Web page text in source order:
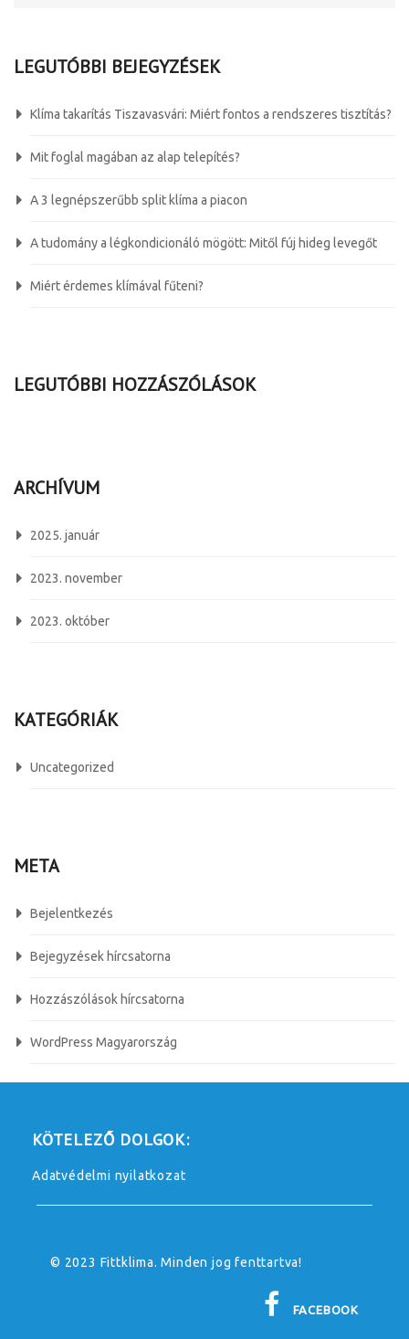
LEGUTÓBBI BEJEGYZÉSEK
Klíma takarítás Tiszavasvári: Miért fontos a rendszeres tisztítás?
Mit foglal magában az alap telepítés?
A 3 legnépszerűbb split klíma a piacon
A tudomány a légkondicionáló mögött: Mitől fúj hideg levegőt
Miért érdemes klímával fűteni?
LEGUTÓBBI HOZZÁSZÓLÁSOK
ARCHÍVUM
2025. január
2023. november
2023. október
KATEGÓRIÁK
Uncategorized
META
Bejelentkezés
Bejegyzések hírcsatorna
Hozzászólások hírcsatorna
WordPress Magyarország
KÖTELEZŐ DOLGOK:
Adatvédelmi nyilatkozat
© 2023 Fittklima. Minden jog fenttartva!
FACEBOOK